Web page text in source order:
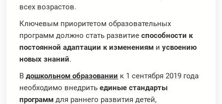
всех возрастов.
Ключевым приоритетом образовательных
программ должно стать развитиеспособности к
постоянной адаптации к изменениям иусвоению
новых знаний.
Вдошкольном образовании к 1 сентября 2019 года
необходимо внедритьединые стандарты
программ для раннего развития детей,